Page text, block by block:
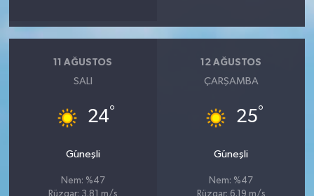
11 AĞUSTOS
SALI
24°
Güneşli
Nem: %47
12 AĞUSTOS
ÇARŞAMBA
25°
Güneşli
Nem: %47